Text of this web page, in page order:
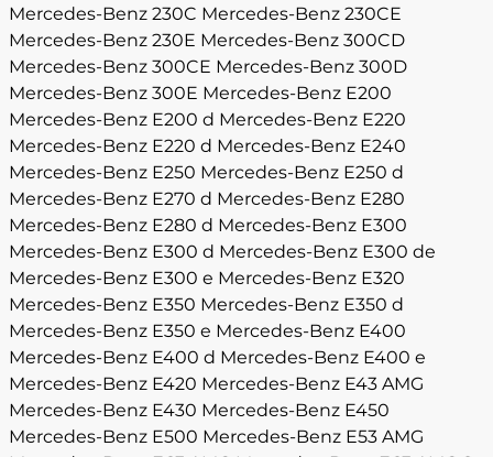
Mercedes-Benz 230C Mercedes-Benz 230CE
Mercedes-Benz 230E Mercedes-Benz 300CD
Mercedes-Benz 300CE Mercedes-Benz 300D
Mercedes-Benz 300E Mercedes-Benz E200
Mercedes-Benz E200 d Mercedes-Benz E220
Mercedes-Benz E220 d Mercedes-Benz E240
Mercedes-Benz E250 Mercedes-Benz E250 d
Mercedes-Benz E270 d Mercedes-Benz E280
Mercedes-Benz E280 d Mercedes-Benz E300
Mercedes-Benz E300 d Mercedes-Benz E300 de
Mercedes-Benz E300 e Mercedes-Benz E320
Mercedes-Benz E350 Mercedes-Benz E350 d
Mercedes-Benz E350 e Mercedes-Benz E400
Mercedes-Benz E400 d Mercedes-Benz E400 e
Mercedes-Benz E420 Mercedes-Benz E43 AMG
Mercedes-Benz E430 Mercedes-Benz E450
Mercedes-Benz E500 Mercedes-Benz E53 AMG